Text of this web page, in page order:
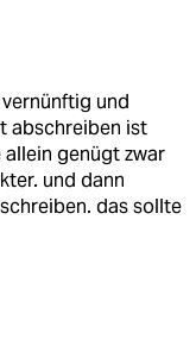
und
abschreiben ist
genügt zwar
und dann
das sollte